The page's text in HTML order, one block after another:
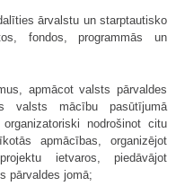
ārvalstu un starptautisko
fondos, programmās un
apmācot valsts pārvaldes
valsts mācību pasūtījumā
nodrošinot citu
apmācības, organizējot
ietvaros, piedāvājot
pārvaldes jomā;